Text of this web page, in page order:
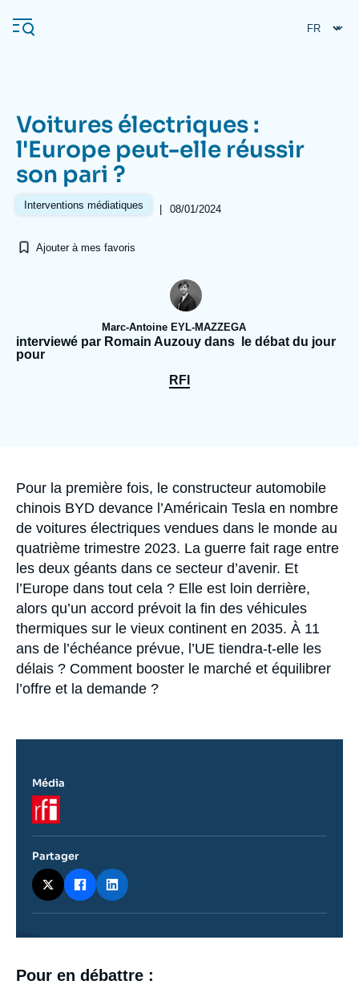
au
contenu
Navigation
principale
L'Ifri
À propos de l'Ifri
Proche-Orient
Voitures électriques :
l'Europe peut-elle réussir
son pari ?
Interventions médiatiques | 08/01/2024
Ajouter à mes favoris
Marc-Antoine EYL-MAZZEGA
interviewé par Romain Auzouy dans le débat du jour
pour
RFI
Accroche
Pour la première fois, le constructeur automobile
chinois BYD devance l’Américain Tesla en nombre
de voitures électriques vendues dans le monde au
quatrième trimestre 2023. La guerre fait rage entre
les deux géants dans ce secteur d’avenir. Et
l’Europe dans tout cela ? Elle est loin derrière,
alors qu’un accord prévoit la fin des véhicules
thermiques sur le vieux continent en 2035. À 11
ans de l’échéance prévue, l’UE tiendra-t-elle les
délais ? Comment booster le marché et équilibrer
l’offre et la demande ?
Contenu
intervention
Pour en débattre :
Média
Logo
Partager